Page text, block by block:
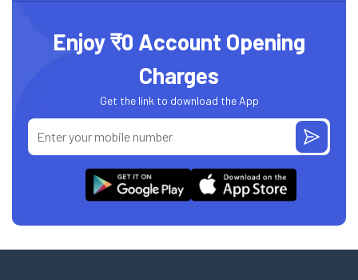
Enjoy ₹0 Account Opening
Charges
Get the link to download the App